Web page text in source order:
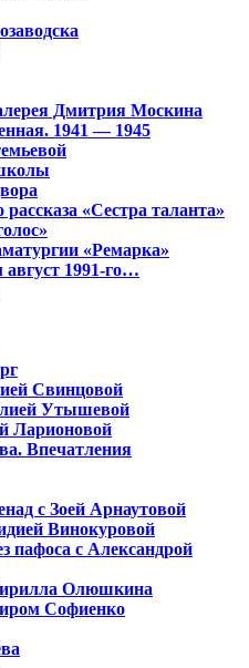
Дмитрия Москина
1941 — 1945
«Сестра таланта»
«Ремарка»
1991-го…
Свинцовой
Утышевой
Ларионовой
Впечатления
с Зоей Арнаутовой
Винокуровой
пафоса с Александрой
Олюшкина
Софиенко